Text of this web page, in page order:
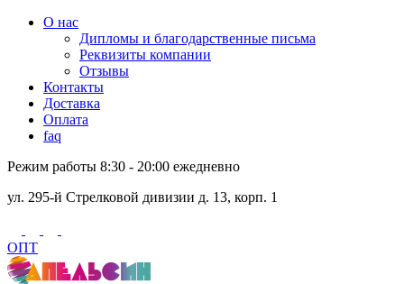
О нас
Дипломы и благодарственные письма
Реквизиты компании
Отзывы
Контакты
Доставка
Оплата
faq
Режим работы 8:30 - 20:00 ежедневно
ул. 295-й Стрелковой дивизии д. 13, корп. 1
ОПТ